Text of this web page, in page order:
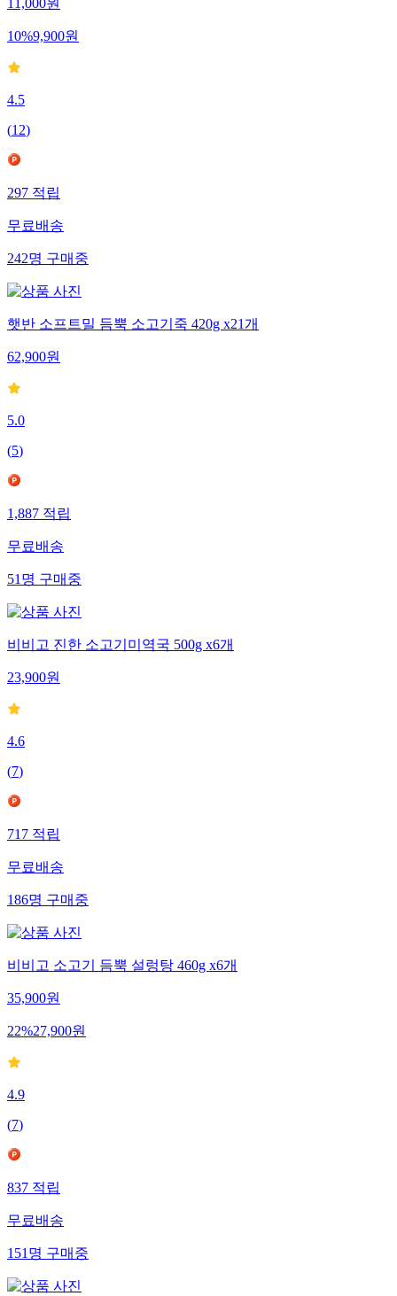
11,000원
10%9,900원
4.5
(12)
297적립
무료배송
242명구매중
햇반 소프트밀 듬뿍 소고기죽 420g x21개
62,900원
5.0
(5)
1,887적립
무료배송
51명구매중
비비고 진한 소고기미역국 500g x6개
23,900원
4.6
(7)
717적립
무료배송
186명구매중
비비고 소고기 듬뿍 설렁탕 460g x6개
35,900원
22%27,900원
4.9
(7)
837적립
무료배송
151명구매중